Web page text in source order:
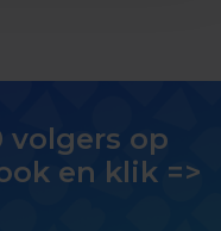
volgers op
en klik =>